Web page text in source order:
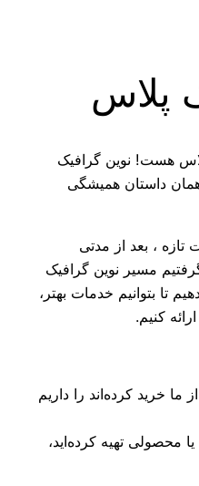
پلاس
هست! نوین گرافیک
همان داستان همیشگی
تازه ، بعد از مدتی
مسیر نوین گرافیک
تا بتوانیم خدمات بهتر،
کنیم.
ما خرید کرده‌اند را داریم
محصولی تهیه کرده‌اید،